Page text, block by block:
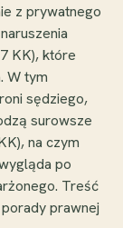
z prywatnego
KK), które
W tym
sędziego,
surowsze
na czym
po
Treść
prawnej